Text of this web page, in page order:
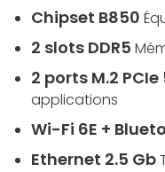
Chipset B850
2 slots DDR5
2 ports M.2
applications
Wi-Fi 6E +
Ethernet 2.5 Gb